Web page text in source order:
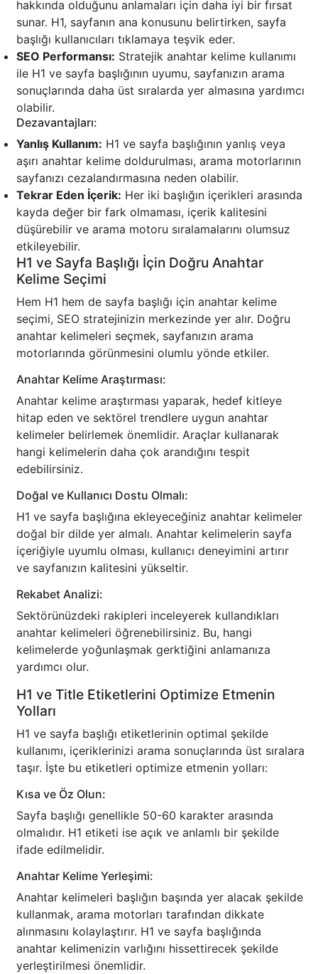
hakkında olduğunu anlamaları için daha iyi bir fırsat
sunar. H1, sayfanın ana konusunu belirtirken, sayfa
başlığı kullanıcıları tıklamaya teşvik eder.
SEO Performansı: Stratejik anahtar kelime kullanımı
ile H1 ve sayfa başlığının uyumu, sayfanızın arama
sonuçlarında daha üst sıralarda yer almasına yardımcı
olabilir.
Dezavantajları:
Yanlış Kullanım: H1 ve sayfa başlığının yanlış veya
aşırı anahtar kelime doldurulması, arama motorlarının
sayfanızı cezalandırmasına neden olabilir.
Tekrar Eden İçerik: Her iki başlığın içerikleri arasında
kayda değer bir fark olmaması, içerik kalitesini
düşürebilir ve arama motoru sıralamalarını olumsuz
etkileyebilir.
H1 ve Sayfa Başlığı İçin Doğru Anahtar
Kelime Seçimi
Hem H1 hem de sayfa başlığı için anahtar kelime
seçimi, SEO stratejinizin merkezinde yer alır. Doğru
anahtar kelimeleri seçmek, sayfanızın arama
motorlarında görünmesini olumlu yönde etkiler.
Anahtar Kelime Araştırması:
Anahtar kelime araştırması yaparak, hedef kitleye
hitap eden ve sektörel trendlere uygun anahtar
kelimeler belirlemek önemlidir. Araçlar kullanarak
hangi kelimelerin daha çok arandığını tespit
edebilirsiniz.
Doğal ve Kullanıcı Dostu Olmalı:
H1 ve sayfa başlığına ekleyeceğiniz anahtar kelimeler
doğal bir dilde yer almalı. Anahtar kelimelerin sayfa
içeriğiyle uyumlu olması, kullanıcı deneyimini artırır
ve sayfanızın kalitesini yükseltir.
Rekabet Analizi:
Sektörünüzdeki rakipleri inceleyerek kullandıkları
anahtar kelimeleri öğrenebilirsiniz. Bu, hangi
kelimelerde yoğunlaşmak gerktiğini anlamanıza
yardımcı olur.
H1 ve Title Etiketlerini Optimize Etmenin
Yolları
H1 ve sayfa başlığı etiketlerinin optimal şekilde
kullanımı, içeriklerinizi arama sonuçlarında üst sıralara
taşır. İşte bu etiketleri optimize etmenin yolları:
Kısa ve Öz Olun:
Sayfa başlığı genellikle 50-60 karakter arasında
olmalıdır. H1 etiketi ise açık ve anlamlı bir şekilde
ifade edilmelidir.
Anahtar Kelime Yerleşimi:
Anahtar kelimeleri başlığın başında yer alacak şekilde
kullanmak, arama motorları tarafından dikkate
alınmasını kolaylaştırır. H1 ve sayfa başlığında
anahtar kelimenizin varlığını hissettirecek şekilde
yerleştirilmesi önemlidir.